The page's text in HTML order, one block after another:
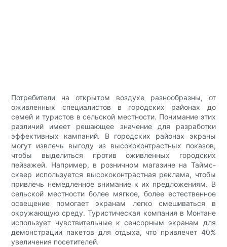
Потребители на открытом воздухе разнообразны, от
оживленных специалистов в городских районах до
семей и туристов в сельской местности. Понимание этих
различий имеет решающее значение для разработки
эффективных кампаний. В городских районах экраны
могут извлечь выгоду из высококонтрастных показов,
чтобы выделиться против оживленных городских
пейзажей. Например, в розничном магазине на Таймс-
сквер используется высококонтрастная реклама, чтобы
привлечь немедленное внимание к их предложениям. В
сельской местности более мягкое, более естественное
освещение помогает экранам легко смешиваться в
окружающую среду. Туристическая компания в Монтане
использует чувствительные к сенсорным экранам для
демонстрации пакетов для отдыха, что привлечет 40%
увеличения посетителей.